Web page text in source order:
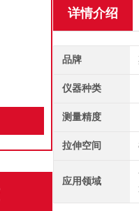
详情介绍
品牌
仪器种类
测量精度
拉伸空间
应用领域